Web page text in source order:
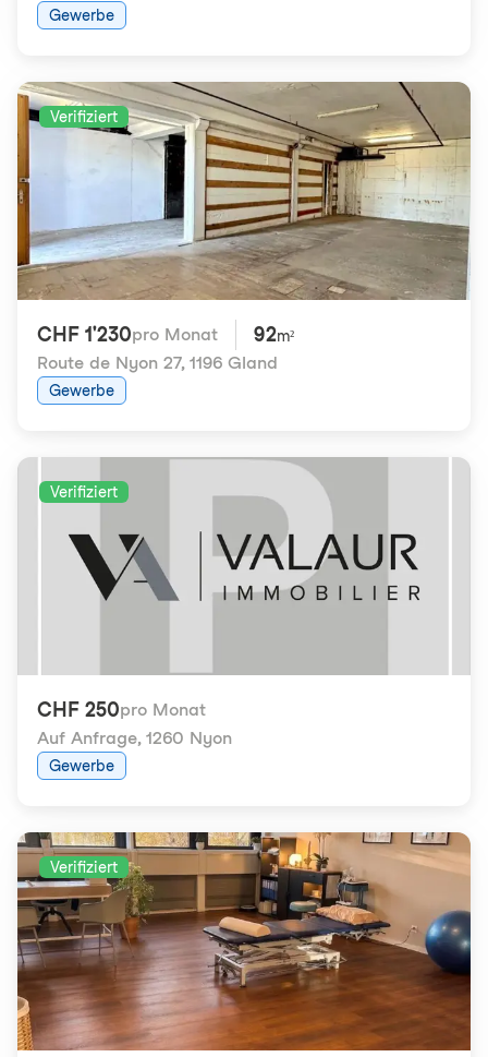
Gewerbe
Verifiziert
CHF 1'230pro Monat 92m²
Route de Nyon 27, 1196 Gland
Gewerbe
Verifiziert
CHF 250pro Monat
Auf Anfrage, 1260 Nyon
Gewerbe
Verifiziert